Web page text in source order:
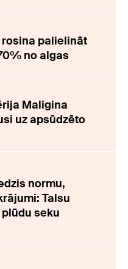
palielināt
no algas
Maligina
uz apsūdzēto
normu,
Talsu
seku